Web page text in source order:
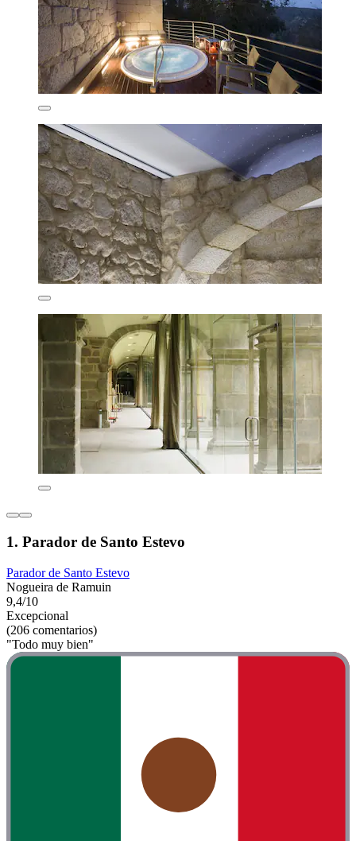
1. Parador de Santo Estevo
Parador de Santo Estevo
Nogueira de Ramuin
9,4/10
Excepcional
(206 comentarios)
"Todo muy bien"